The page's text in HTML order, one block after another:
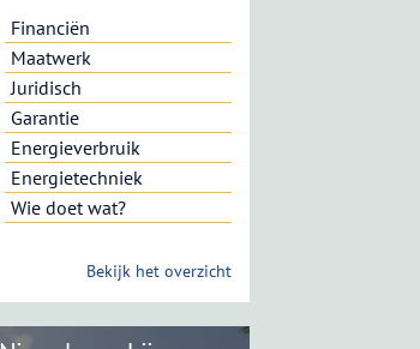
Financiën
Maatwerk
Juridisch
Garantie
Energieverbruik
Energietechniek
Wie doet wat?
Bekijk het overzicht